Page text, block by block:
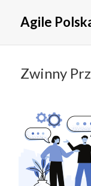
Agile
Zwinny